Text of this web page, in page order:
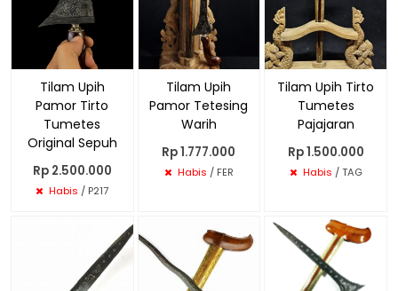
Tilam Upih
Pamor Tirto
Tumetes
Original Sepuh
Rp 2.500.000
Habis / P217
Tilam Upih
Pamor Tetesing
Warih
Rp 1.777.000
Habis / FER
Tilam Upih Tirto
Tumetes
Pajajaran
Rp 1.500.000
Habis / TAG